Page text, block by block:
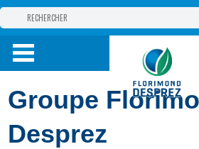
GROUPE
PRODUITS
INFOSET SERVICES
Groupe
Desprez